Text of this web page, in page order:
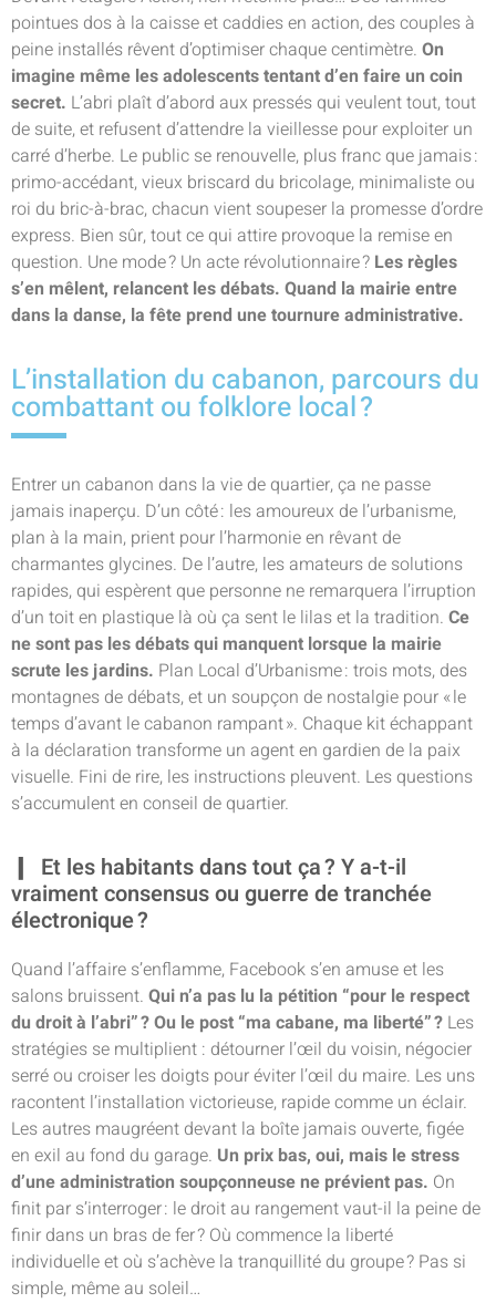
pointues dos à la caisse et caddies en action, des couples à
peine installés rêvent d’optimiser chaque centimètre. On
imagine même les adolescents tentant d’en faire un coin
secret. L’abri plaît d’abord aux pressés qui veulent tout, tout
de suite, et refusent d’attendre la vieillesse pour exploiter un
carré d’herbe. Le public se renouvelle, plus franc que jamais :
primo-accédant, vieux briscard du bricolage, minimaliste ou
roi du bric-à-brac, chacun vient soupeser la promesse d’ordre
express. Bien sûr, tout ce qui attire provoque la remise en
question. Une mode ? Un acte révolutionnaire ? Les règles
s’en mêlent, relancent les débats. Quand la mairie entre
dans la danse, la fête prend une tournure administrative.
L’installation du cabanon, parcours du
combattant ou folklore local ?
Entrer un cabanon dans la vie de quartier, ça ne passe
jamais inaperçu. D’un côté : les amoureux de l’urbanisme,
plan à la main, prient pour l’harmonie en rêvant de
charmantes glycines. De l’autre, les amateurs de solutions
rapides, qui espèrent que personne ne remarquera l’irruption
d’un toit en plastique là où ça sent le lilas et la tradition. Ce
ne sont pas les débats qui manquent lorsque la mairie
scrute les jardins. Plan Local d’Urbanisme : trois mots, des
montagnes de débats, et un soupçon de nostalgie pour « le
temps d’avant le cabanon rampant ». Chaque kit échappant
à la déclaration transforme un agent en gardien de la paix
visuelle. Fini de rire, les instructions pleuvent. Les questions
s’accumulent en conseil de quartier.
Et les habitants dans tout ça ? Y a-t-il
vraiment consensus ou guerre de tranchée
électronique ?
Quand l’affaire s’enflamme, Facebook s’en amuse et les
salons bruissent. Qui n’a pas lu la pétition “pour le respect
du droit à l’abri” ? Ou le post “ma cabane, ma liberté” ? Les
stratégies se multiplient : détourner l’œil du voisin, négocier
serré ou croiser les doigts pour éviter l’œil du maire. Les uns
racontent l’installation victorieuse, rapide comme un éclair.
Les autres maugréent devant la boîte jamais ouverte, figée
en exil au fond du garage. Un prix bas, oui, mais le stress
d’une administration soupçonneuse ne prévient pas. On
finit par s’interroger : le droit au rangement vaut-il la peine de
finir dans un bras de fer ? Où commence la liberté
individuelle et où s’achève la tranquillité du groupe ? Pas si
simple, même au soleil…